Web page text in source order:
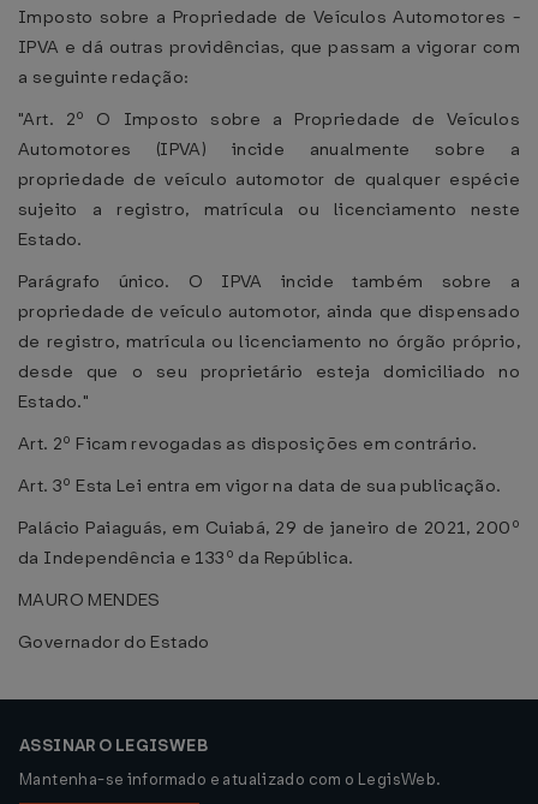
Imposto sobre a Propriedade de Veículos Automotores -
IPVA e dá outras providências, que passam a vigorar com
a seguinte redação:
"Art. 2º O Imposto sobre a Propriedade de Veículos
Automotores (IPVA) incide anualmente sobre a
propriedade de veículo automotor de qualquer espécie
sujeito a registro, matrícula ou licenciamento neste
Estado.
Parágrafo único. O IPVA incide também sobre a
propriedade de veículo automotor, ainda que dispensado
de registro, matrícula ou licenciamento no órgão próprio,
desde que o seu proprietário esteja domiciliado no
Estado."
Art. 2º Ficam revogadas as disposições em contrário.
Art. 3º Esta Lei entra em vigor na data de sua publicação.
Palácio Paiaguás, em Cuiabá, 29 de janeiro de 2021, 200º
da Independência e 133º da República.
MAURO MENDES
Governador do Estado
ASSINAR O LEGISWEB
Mantenha-se informado e atualizado com o LegisWeb.